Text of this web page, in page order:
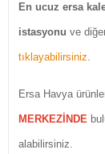
En ucuz ersa
istasyonu ve
tıklayabilirsiniz.
Ersa Havya
MERKEZİNDE
alabilirsiniz.